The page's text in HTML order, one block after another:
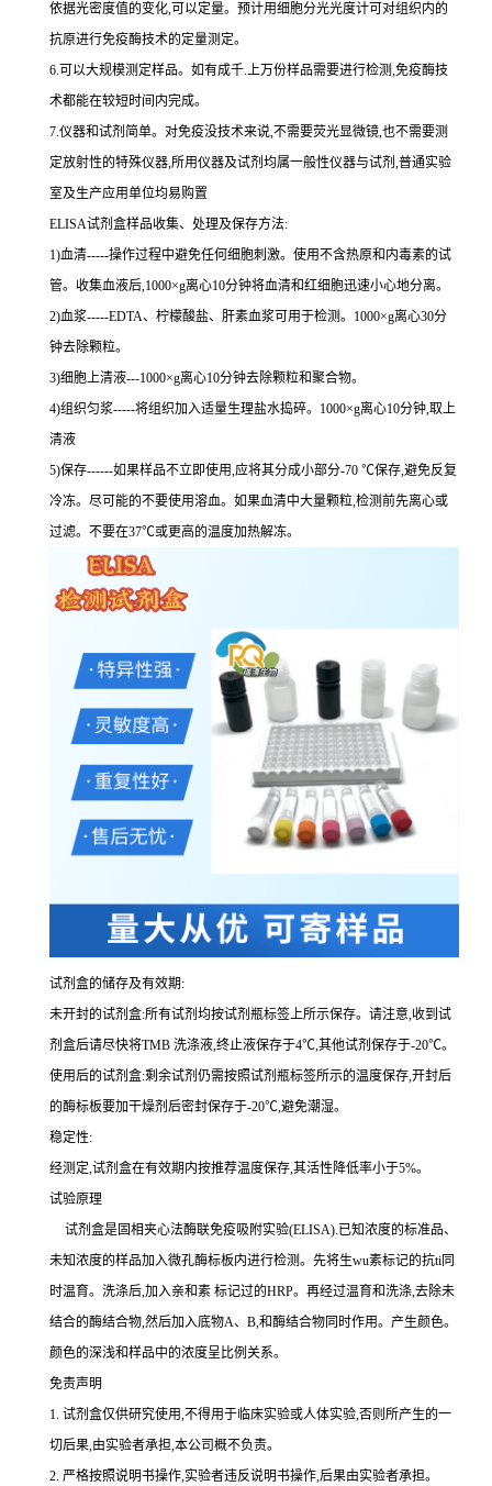
依据光密度值的变化,可以定量。预计用细胞分光光度计可对组织内的
抗原进行免疫酶技术的定量测定。
6.可以大规模测定样品。如有成千.上万份样品需要进行检测,免疫酶技
术都能在较短时间内完成。
7.仪器和试剂简单。对免疫没技术来说,不需要荧光显微镜,也不需要测
定放射性的特殊仪器,所用仪器及试剂均属一般性仪器与试剂,普通实验
室及生产应用单位均易购置
ELISA试剂盒样品收集、处理及保存方法:
1)血清-----操作过程中避免任何细胞刺激。使用不含热原和内毒素的试
管。收集血液后,1000×g离心10分钟将血清和红细胞迅速小心地分离。
2)血浆-----EDTA、柠檬酸盐、肝素血浆可用于检测。1000×g离心30分
钟去除颗粒。
3)细胞上清液---1000×g离心10分钟去除颗粒和聚合物。
4)组织匀浆-----将组织加入适量生理盐水捣碎。1000×g离心10分钟,取上
清液
5)保存------如果样品不立即使用,应将其分成小部分-70 ℃保存,避免反复
冷冻。尽可能的不要使用溶血。如果血清中大量颗粒,检测前先离心或
过滤。不要在37℃或更高的温度加热解冻。
试剂盒的储存及有效期:
未开封的试剂盒:所有试剂均按试剂瓶标签上所示保存。请注意,收到试
剂盒后请尽快将TMB 洗涤液,终止液保存于4℃,其他试剂保存于-20℃。
使用后的试剂盒:剩余试剂仍需按照试剂瓶标签所示的温度保存,开封后
的酶标板要加干燥剂后密封保存于-20℃,避免潮湿。
稳定性:
经测定,试剂盒在有效期内按推荐温度保存,其活性降低率小于5%。
试验原理
试剂盒是固相夹心法酶联免疫吸附实验(ELISA).已知浓度的标准品、
未知浓度的样品加入微孔酶标板内进行检测。先将生wu素标记的抗ti 同
时温育。洗涤后,加入亲和素 标记过的HRP。再经过温育和洗涤,去除未
结合的酶结合物,然后加入底物A、B,和酶结合物同时作用。产生颜色。
颜色的深浅和样品中的浓度呈比例关系。
免责声明
1. 试剂盒仅供研究使用,不得用于临床实验或人体实验,否则所产生的一
切后果,由实验者承担,本公司概不负责。
2. 严格按照说明书操作,实验者违反说明书操作,后果由实验者承担。